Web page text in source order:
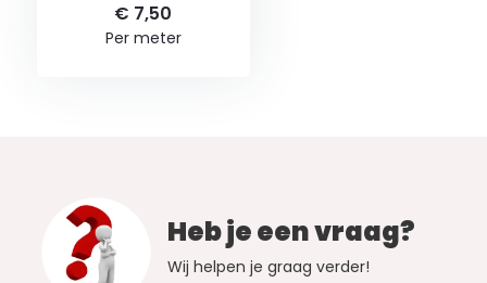
€ 7,50
Per meter
Heb je een vraag?
Wij helpen je graag verder!